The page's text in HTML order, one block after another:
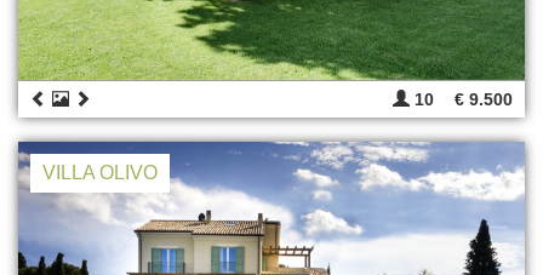
10 € 9.500
VILLA OLIVO